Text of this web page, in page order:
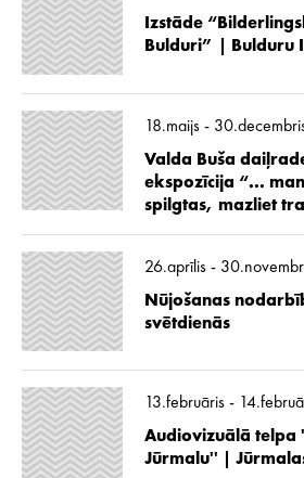
Izstāde
Bulduri” | Bulduru
18.maijs -
Valda Buša
ekspozīcija “...
spilgtas, mazliet
26.aprīlis -
Nūjošanas
svētdienās
13.februāris -
Audiovizuālā telpa
Jūrmalu'' |